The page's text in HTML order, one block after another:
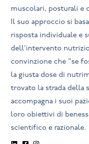
muscolari, posturali e
Il suo approccio si
risposta individuale e
dell'intervento
convinzione che "se
la giusta dose di
trovato la strada della
accompagna i suoi
loro obiettivi di
scientifico e razionale.